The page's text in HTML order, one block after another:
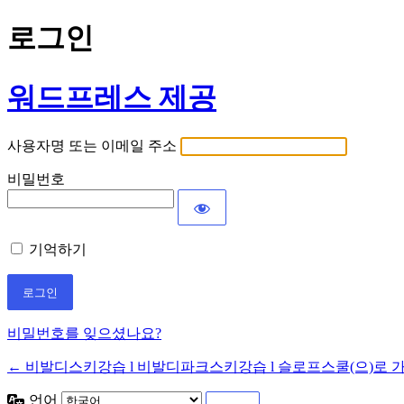
로그인
워드프레스 제공
사용자명 또는 이메일 주소
비밀번호
기억하기
비밀번호를 잊으셨나요?
← 비발디스키강습 l 비발디파크스키강습 l 슬로프스쿨(으)로
언어